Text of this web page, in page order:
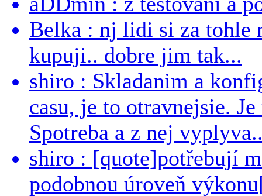
Belka : nj lidi si za tohle
kupuji.. dobre jim tak...
shiro : Skladanim a
casu, je to otravnejsie.
Spotreba a z nej
shiro : [quote]potřebují
podobnou úroveň